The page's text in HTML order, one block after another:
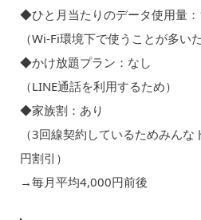
◆ひと月当たりのデータ使用量
（Wi-Fi環境下で使うことが多いた
◆かけ放題プラン：なし
（LINE通話を利用するため）
◆家族割：あり
（3回線契約しているためみん
円割引）
→毎月平均4,000円前後